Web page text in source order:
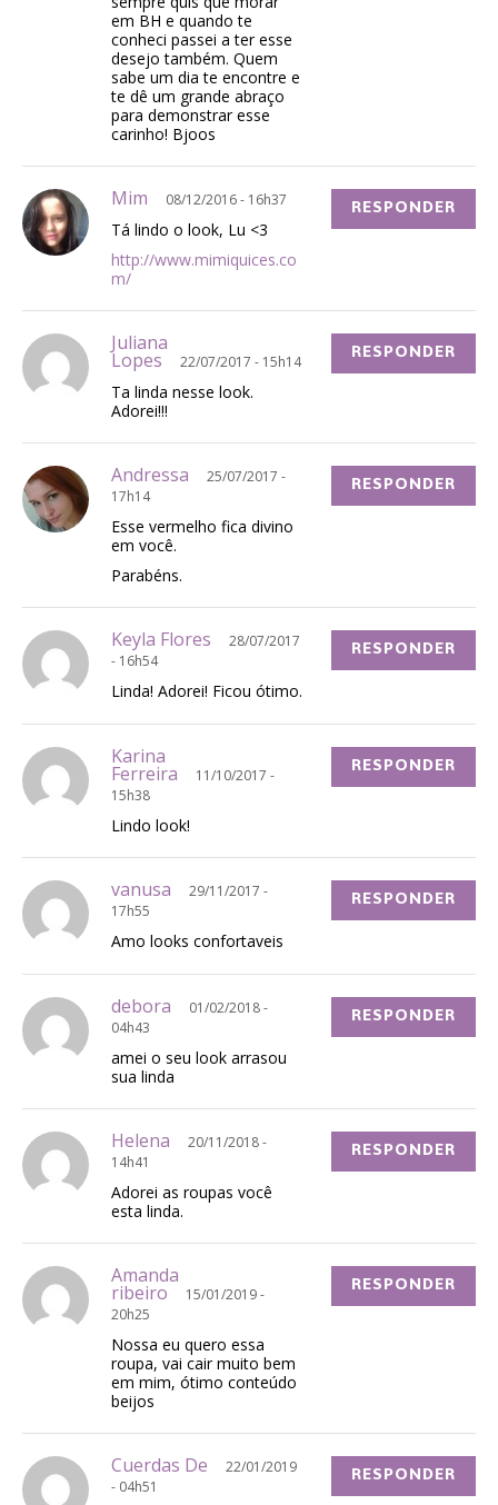
em BH e quando te
conheci passei a ter esse
desejo também. Quem
sabe um dia te encontre e
te dê um grande abraço
para demonstrar esse
carinho! Bjoos
Mim 08/12/2016 - 16h37
Tá lindo o look, Lu <3
http://www.mimiquices.co
m/
RESPONDER
Juliana
Lopes 22/07/2017 - 15h14
Ta linda nesse look.
Adorei!!!
RESPONDER
Andressa
25/07/2017 -
17h14
Esse vermelho fica divino
em você.
Parabéns.
RESPONDER
Keyla Flores
28/07/2017
- 16h54
Linda! Adorei! Ficou ótimo.
RESPONDER
Karina
Ferreira
11/10/2017 -
15h38
Lindo look!
RESPONDER
vanusa
29/11/2017 -
17h55
Amo looks confortaveis
RESPONDER
debora
01/02/2018 -
04h43
amei o seu look arrasou
sua linda
RESPONDER
Helena
20/11/2018 -
14h41
Adorei as roupas você
esta linda.
RESPONDER
Amanda
ribeiro
15/01/2019 -
20h25
Nossa eu quero essa
roupa, vai cair muito bem
em mim, ótimo conteúdo
beijos
RESPONDER
Cuerdas De
22/01/2019
- 04h51
RESPONDER